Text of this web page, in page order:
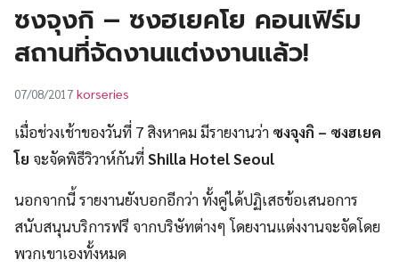
ซงจุงกิ – ซงฮเยคโย คอนเฟิร์ม
สถานที่จัดงานแต่งงานแล้ว!
07/08/2017 korseries
เมื่อช่วงเช้าของวันที่ 7 สิงหาคม มีรายงานว่า ซงจุงกิ – ซงฮเยค
โย จะจัดพิธีวิวาห์กันที่Shilla Hotel Seoul
นอกจากนี้ รายงานยังบอกอีกว่า ทั้งคู่ได้ปฏิเสธข้อเสนอการ
สนับสนุนบริการฟรี จากบริษัทต่างๆ โดยงานแต่งงานจะจัดโดย
พวกเขาเองทั้งหมด